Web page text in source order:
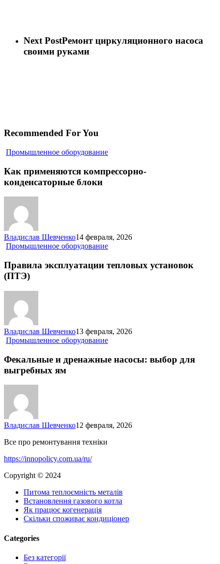
Next PostРемонт циркуляционного насоса
своими руками
Recommended For You
Промышленное оборудованиеКак
компрессорно-
конденсаторные
Как применяются компрессорно-
конденсаторные блоки
Владислав Шевченко14 февраля, 2026
Промышленное оборудованиеПравила
тепловых
Правила эксплуатации тепловых установок
(ПТЭ)
Владислав Шевченко13 февраля, 2026
Промышленное оборудованиеФекальные
дренажные
Фекальные и дренажные насосы: выбор для
выгребных ям
Владислав Шевченко12 февраля, 2026
Все про ремонтування техніки
https://innopolicy.com.ua/ru/
Copyright © 2024
Питома теплоємність металів
Встановлення газового котла
Як працює когенерація
Скільки споживає кондиціонер
Categories
Без категорії